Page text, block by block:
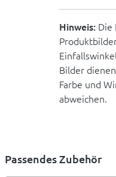
Hinweis: Die
Bilder
Farbe und
abweichen.
Passendes Zubehör